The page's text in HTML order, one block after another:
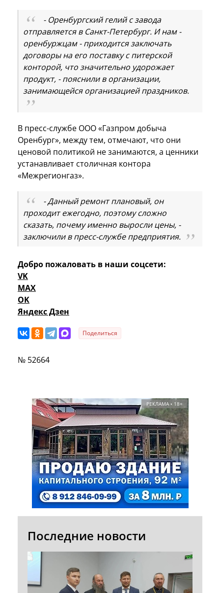
- Оренбургский гелий с завода
отправляется в Санкт-Петербург. И нам -
оренбуржцам - приходится заключать
договоры на его поставку с питерской
конторой, что значительно удорожает
продукт, - пояснили в организации,
занимающейся организацией праздников.
В пресс-службе ООО «Газпром добыча
Оренбург», между тем, отмечают, что они
ценовой политикой не занимаются, а ценники
устанавливает столичная контора
«Межрегионгаз».
- Данный ремонт плановый, он
проходит ежегодно, поэтому сложно
сказать, почему именно выросли цены, -
заключили в пресс-службе предприятия.
Добро пожаловать в наши соцсети:
VK
MAX
OK
Яндекс Дзен
Поделиться
№ 52664
РЕКЛАМА • 18+
Последние новости